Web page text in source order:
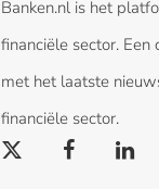
Banken.nl is het
financiële sector.
met het laatste
financiële sector.